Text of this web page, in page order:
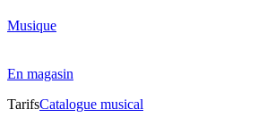
Musique
En magasin
TarifsCatalogue musical